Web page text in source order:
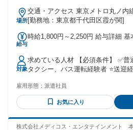
場所
交通・アクセス 東京メトロ丸ノ内
徒歩1分、東京メトロ銀座線「溜池
[勤務地：東京都千代田区霞が関]
給与
時給1,800円～2,250円 給与詳細
対象
求めている人材 【必須条件】 ✅普通運転免許
タクシー、バス運転経験者 ⭐送迎
しの気持ちを大切 にできる方 「お仕事自体が久しぶり…」
というブランクがある方も 慣れる
お教えするので大丈夫☘ ┏━━━━━━━━━━━┓ ⭐こん
バー、送迎ドライバーや 4ｔドラ
雇用形態： 派遣社員
お気に入り
株式会社メディコス・エンタテインメント